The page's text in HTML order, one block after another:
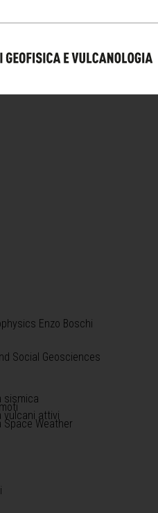
Enzo Boschi
Social Geosciences
sismica
vulcani attivi
Space Weather